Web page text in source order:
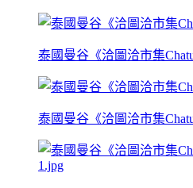
泰國曼谷《洽圖洽市集
泰國曼谷《洽圖洽市集